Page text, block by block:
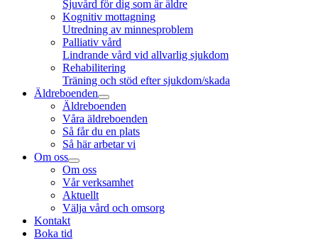
Sjuvård för dig som är äldre
Kognitiv mottagning
Utredning av minnesproblem
Palliativ vård
Lindrande vård vid allvarlig sjukdom
Rehabilitering
Träning och stöd efter sjukdom/skada
Äldreboenden
Äldreboenden
Våra äldreboenden
Så får du en plats
Så här arbetar vi
Om oss
Om oss
Vår verksamhet
Aktuellt
Välja vård och omsorg
Kontakt
Boka tid